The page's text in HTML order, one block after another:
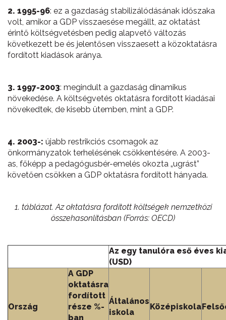
2. 1995-96: ez a gazdaság stabilizálódásának időszaka
volt, amikor a GDP visszaesése megállt, az oktatást
érintő költségvetésben pedig alapvető változás
következett be és jelentősen visszaesett a közoktatásra
fordított kiadások aránya.
3. 1997-2003: megindult a gazdaság dinamikus
növekedése. A költségvetés oktatásra fordított kiadásai
növekedtek, de kisebb ütemben, mint a GDP.
4. 2003-: újabb restrikciós csomagok az
önkormányzatok terhelésének csökkentésére. A 2003-
as, főképp a pedagógusbér-emelés okozta „ugrást”
követően csökken a GDP oktatásra fordított hányada.
1. táblázat. Az oktatásra fordított költségek nemzetközi
összehasonlításban (Forrás: OECD)
Az egy tanulóra eső éves
(USD)
Ország
A GDP
oktatásra
fordított
része %-
ban
Általános
iskola
Középiskola